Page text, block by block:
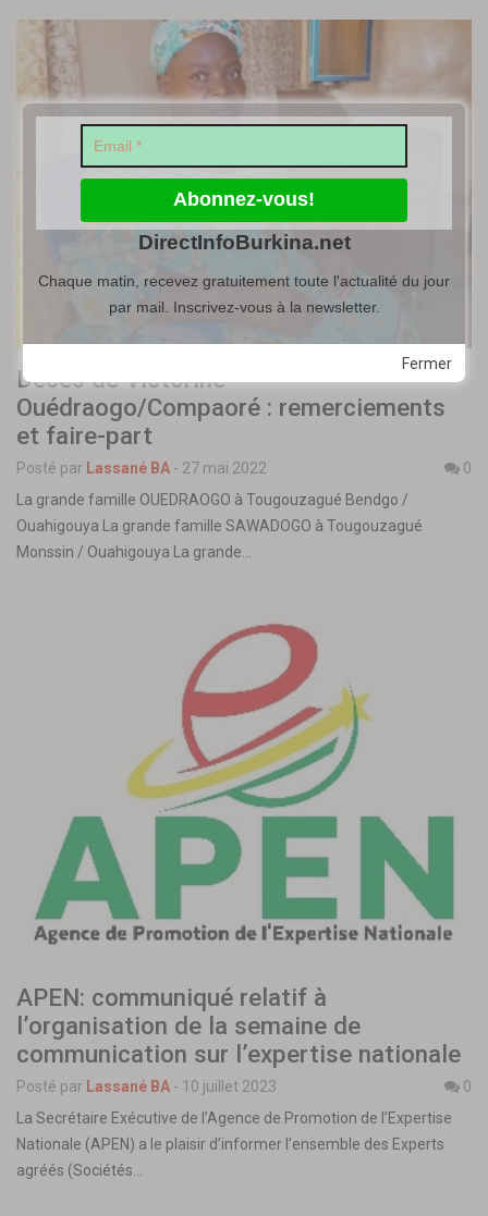
Décès de Victorine
Ouédraogo/Compaoré : remerciements
et faire-part
Posté par Lassané BA - 27 mai 2022
0
La grande famille OUEDRAOGO à Tougouzagué Bendgo /
Ouahigouya La grande famille SAWADOGO à Tougouzagué
Monssin / Ouahigouya La grande…
APEN: communiqué relatif à
l’organisation de la semaine de
communication sur l’expertise nationale
Posté par Lassané BA - 10 juillet 2023
0
La Secrétaire Exécutive de l’Agence de Promotion de l’Expertise
Nationale (APEN) a le plaisir d’informer l’ensemble des Experts
agréés (Sociétés…
Fermer
DirectInfoBurkina.net
Chaque matin, recevez gratuitement toute l'actualité du jour
par mail. Inscrivez-vous à la newsletter.